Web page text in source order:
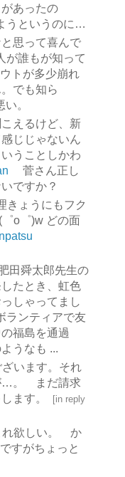
あったの
うというのに…
思って喜んで
が誰もが知って
トが多少崩れ
でも知ら
。
えるけど、新
じじゃないん
うことしかわ
菅さん正し
いですか？
きょうにもフク
o゜)w どの面
田舜太郎先生の
たとき、虹色
しゃってまし
ランティアで友
福島を通過
うなも ...
います。それ
…。 まだ請求
ます。
[in reply
欲しい。 か
すがちょっと